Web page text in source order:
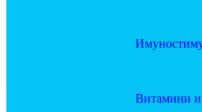
Витамини